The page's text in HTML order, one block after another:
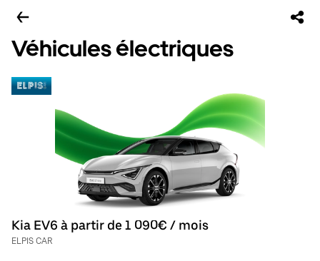
Véhicules électriques
Kia EV6 à partir de 1 090€ / mois
ELPIS CAR